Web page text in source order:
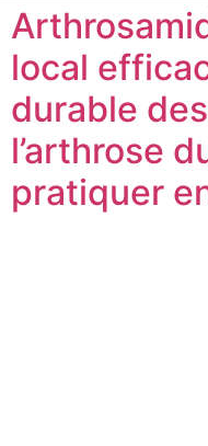
local
durable
l’arthrose
pratiquer